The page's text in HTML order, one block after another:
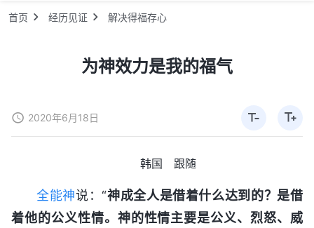
首页 经历见证 解决得福存心
为神效力是我的福气
2020年6月18日
韩国 跟随
全能神说：“神成全人是借着什么达到的？是借
着他的公义性情。神的性情主要是公义、烈怒、威